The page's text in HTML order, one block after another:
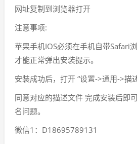
网址复制到浏览器打开
注意事项:
苹果手机IOS必须在手机自带Safari
才能正常弹出安装提示。
安装成功后，打开 “设置->通用->描
同意对应的描述文件 完成安装后即
名问题。
微信1：D18695789131